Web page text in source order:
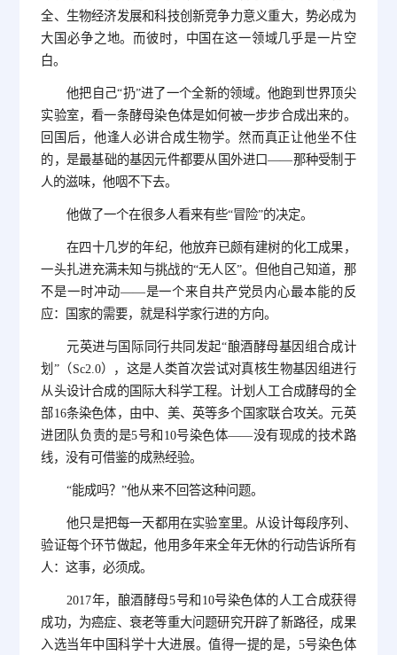
全、生物经济发展和科技创新竞争力意义重大，势必成为
大国必争之地。而彼时，中国在这一领域几乎是一片空
白。
他把自己“扔”进了一个全新的领域。他跑到世界顶尖
实验室，看一条酵母染色体是如何被一步步合成出来的。
回国后，他逢人必讲合成生物学。然而真正让他坐不住
的，是最基础的基因元件都要从国外进口——那种受制于
人的滋味，他咽不下去。
他做了一个在很多人看来有些“冒险”的决定。
在四十几岁的年纪，他放弃已颇有建树的化工成果，
一头扎进充满未知与挑战的“无人区”。但他自己知道，那
不是一时冲动——是一个来自共产党员内心最本能的反
应：国家的需要，就是科学家行进的方向。
元英进与国际同行共同发起“酿酒酵母基因组合成计
划”（Sc2.0），这是人类首次尝试对真核生物基因组进行
从头设计合成的国际大科学工程。计划人工合成酵母的全
部16条染色体，由中、美、英等多个国家联合攻关。元英
进团队负责的是5号和10号染色体——没有现成的技术路
线，没有可借鉴的成熟经验。
“能成吗？”他从来不回答这种问题。
他只是把每一天都用在实验室里。从设计每段序列、
验证每个环节做起，他用多年来全年无休的行动告诉所有
人：这事，必须成。
2017年，酿酒酵母5号和10号染色体的人工合成获得
成功，为癌症、衰老等重大问题研究开辟了新路径，成果
入选当年中国科学十大进展。值得一提的是，5号染色体